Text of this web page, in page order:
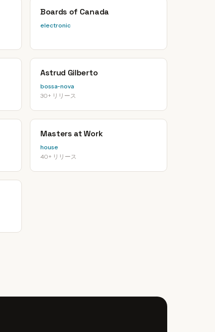
Boards of Canada
electronic
Astrud Gilberto
bossa-nova
30+ リリース
Masters at Work
house
40+ リリース